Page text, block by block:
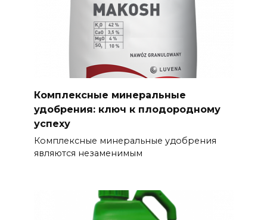
Комплексные минеральные
удобрения: ключ к плодородному
успеху
Комплексные минеральные удобрения
являются незаменимым